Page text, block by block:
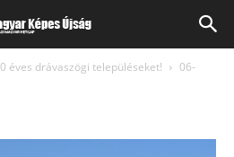
éves drávaszögi településeket!
06-